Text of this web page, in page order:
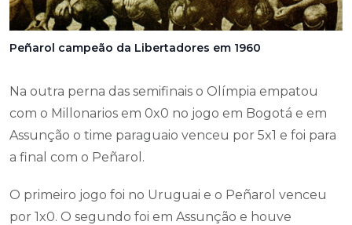
Peñarol campeão da Libertadores em 1960
Na outra perna das semifinais o Olímpia empatou
com o Millonarios em 0x0 no jogo em Bogotá e em
Assunção o time paraguaio venceu por 5x1 e foi para
a final com o Peñarol.
O primeiro jogo foi no Uruguai e o Peñarol venceu
por 1x0. O segundo foi em Assunção e houve